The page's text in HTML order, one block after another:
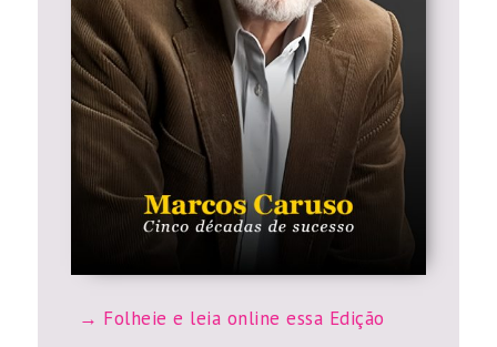
Folheie e leia online essa Edição